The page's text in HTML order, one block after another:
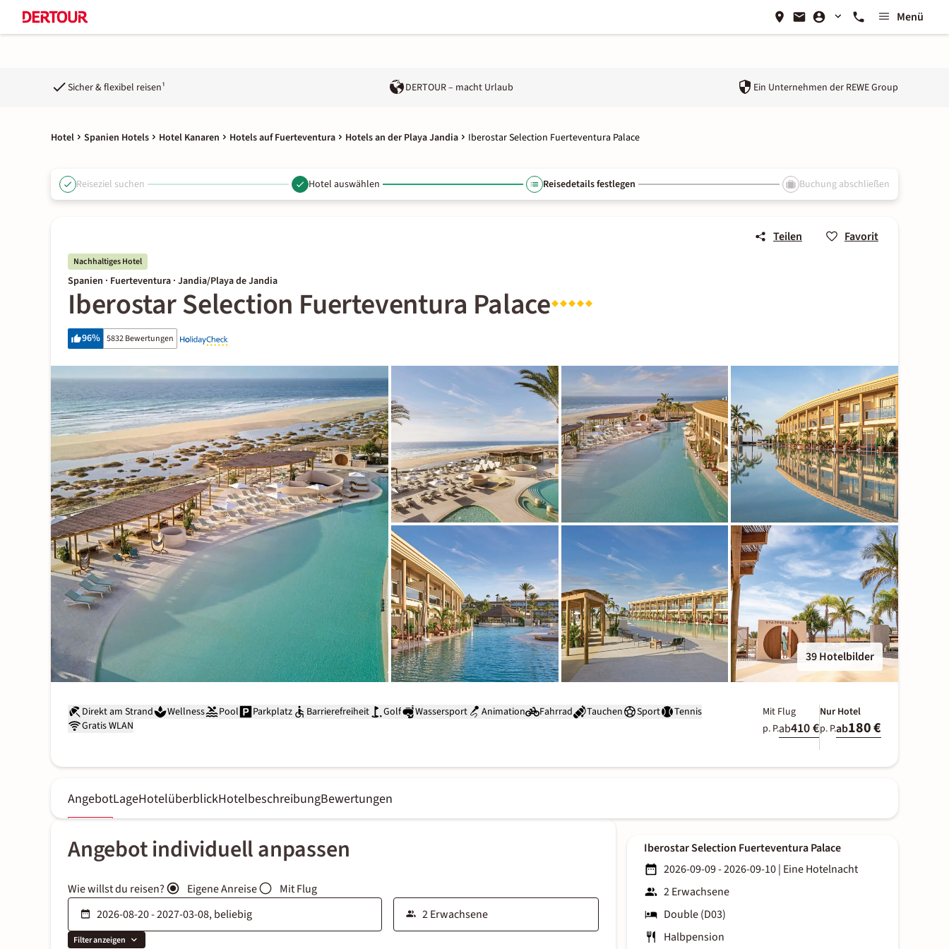
Menü
Sicher & flexibel reisen¹ DERTOUR – macht Urlaub Ein Unternehmen der REWE Group
Hotel Spanien Hotels Hotel Kanaren Hotels auf Fuerteventura Hotels an der Playa Jandia Iberostar Selection Fuerteventura Palace
Reiseziel suchen Hotel auswählen Reisedetails festlegen Buchung abschließen
Teilen Favorit
Nachhaltiges Hotel
Spanien · Fuerteventura · Jandia/Playa de Jandia
Iberostar Selection Fuerteventura Palace
96% 5832 Bewertungen
39 Hotelbilder
Direkt am Strand Wellness Pool Parkplatz Barrierefreiheit Golf Wassersport Animation Fahrrad Tauchen Sport
Tennis
Gratis WLAN
Mit Flug
p. P.ab410 €
Nur Hotel
p. P.ab180 €
AngebotLageHotelüberblickHotelbeschreibungBewertungen
Angebot individuell anpassen
Wie willst du reisen? Eigene Anreise Mit Flug
Filter anzeigen
Iberostar Selection Fuerteventura Palace
2026-09-09 - 2026-09-10| Eine Hotelnacht
2 Erwachsene
Double (D03)
Halbpension